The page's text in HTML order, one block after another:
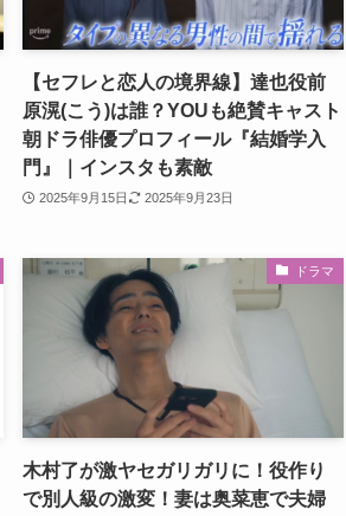
【セフレと恋人の境界線】達也役前
原滉(こう)は誰？YOUも絶賛キャスト
朝ドラ俳優プロフィール『結婚学入
門』｜インスタも素敵
2025年9月15日 2025年9月23日
ドラマ
木村了が激ヤセガリガリに！役作り
で別人級の激変！妻は奥菜恵で夫婦